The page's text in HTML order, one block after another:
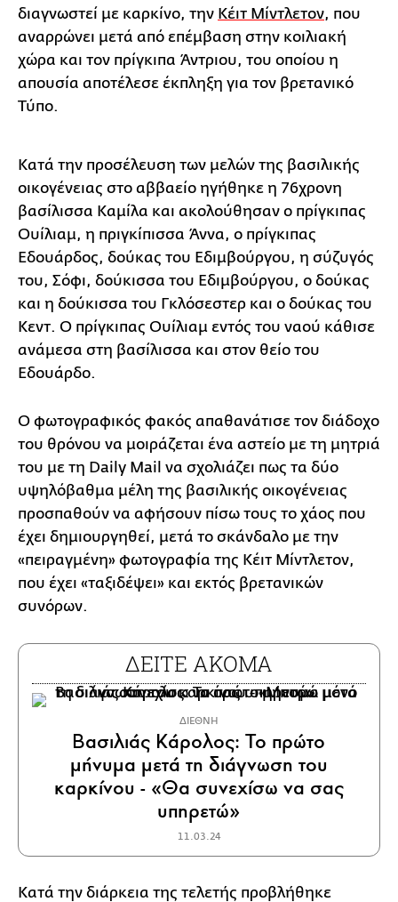
διαγνωστεί με καρκίνο, την Κέιτ Μίντλετον, που
αναρρώνει μετά από επέμβαση στην κοιλιακή
χώρα και τον πρίγκιπα Άντριου, του οποίου η
απουσία αποτέλεσε έκπληξη για τον βρετανικό
Τύπο.
Κατά την προσέλευση των μελών της βασιλικής
οικογένειας στο αββαείο ηγήθηκε η 76χρονη
βασίλισσα Καμίλα και ακολούθησαν ο πρίγκιπας
Ουίλιαμ, η πριγκίπισσα Άννα, ο πρίγκιπας
Εδουάρδος, δούκας του Εδιμβούργου, η σύζυγός
του, Σόφι, δούκισσα του Εδιμβούργου, ο δούκας
και η δούκισσα του Γκλόσεστερ και ο δούκας του
Κεντ. Ο πρίγκιπας Ουίλιαμ εντός του ναού κάθισε
ανάμεσα στη βασίλισσα και στον θείο του
Εδουάρδο.
Ο φωτογραφικός φακός απαθανάτισε τον διάδοχο
του θρόνου να μοιράζεται ένα αστείο με τη μητριά
του με τη Daily Mail να σχολιάζει πως τα δύο
υψηλόβαθμα μέλη της βασιλικής οικογένειας
προσπαθούν να αφήσουν πίσω τους το χάος που
έχει δημιουργηθεί, μετά το σκάνδαλο με την
«πειραγμένη» φωτογραφία της Κέιτ Μίντλετον,
που έχει «ταξιδέψει» και εκτός βρετανικών
συνόρων.
ΔΕΙΤΕ ΑΚΟΜΑ
ΔΙΕΘΝΗ
Βασιλιάς Κάρολος: Το πρώτο
μήνυμα μετά τη διάγνωση του
καρκίνου - «Θα συνεχίσω να σας
υπηρετώ»
11.03.24
Κατά την διάρκεια της τελετής προβλήθηκε